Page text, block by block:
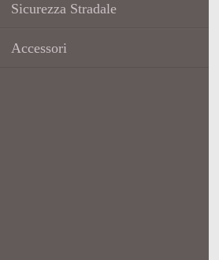
Sicurezza Stradale
Accessori